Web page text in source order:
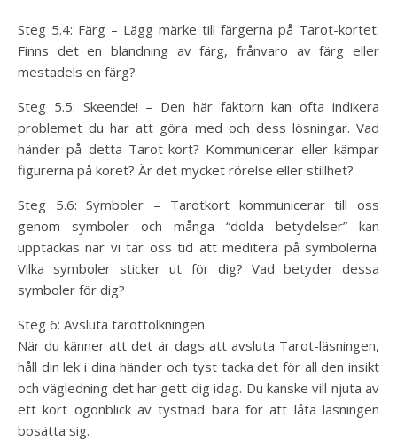
Steg 5.4: Färg – Lägg märke till färgerna på Tarot-kortet.
Finns det en blandning av färg, frånvaro av färg eller
mestadels en färg?
Steg 5.5: Skeende! – Den här faktorn kan ofta indikera
problemet du har att göra med och dess lösningar. Vad
händer på detta Tarot-kort? Kommunicerar eller kämpar
figurerna på koret? Är det mycket rörelse eller stillhet?
Steg 5.6: Symboler – Tarotkort kommunicerar till oss
genom symboler och många “dolda betydelser” kan
upptäckas när vi tar oss tid att meditera på symbolerna.
Vilka symboler sticker ut för dig? Vad betyder dessa
symboler för dig?
Steg 6: Avsluta tarottolkningen.
När du känner att det är dags att avsluta Tarot-läsningen,
håll din lek i dina händer och tyst tacka det för all den insikt
och vägledning det har gett dig idag. Du kanske vill njuta av
ett kort ögonblick av tystnad bara för att låta läsningen
bosätta sig.